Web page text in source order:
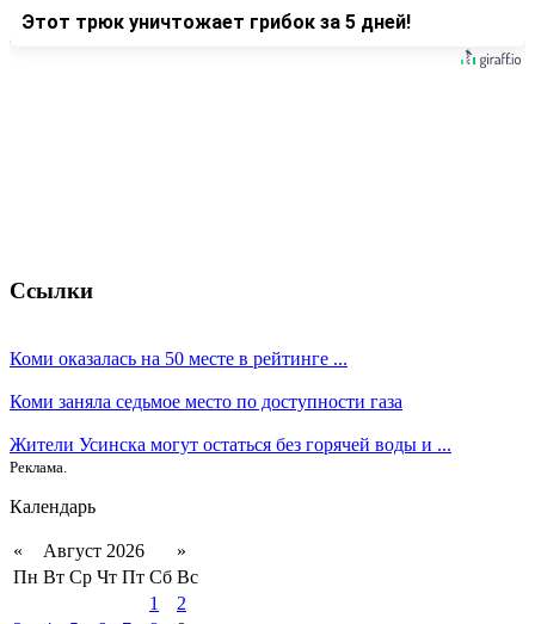
Этот трюк уничтожает грибок за 5 дней!
Ссылки
Коми оказалась на 50 месте в рейтинге ...
Коми заняла седьмое место по доступности газа
Жители Усинска могут остаться без горячей воды и ...
Реклама.
Календарь
« Август 2026
»
Пн Вт Ср Чт Пт Сб Вс
1
2